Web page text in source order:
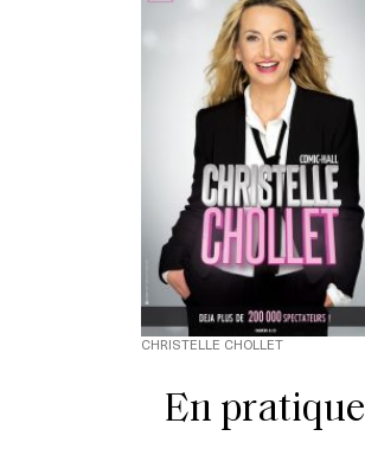
CHRISTELLE CHOLLET
En pratique